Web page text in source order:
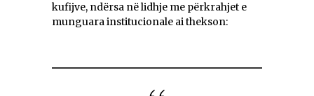
kufijve, ndërsa në lidhje me përkrahjet e
munguara institucionale ai thekson: